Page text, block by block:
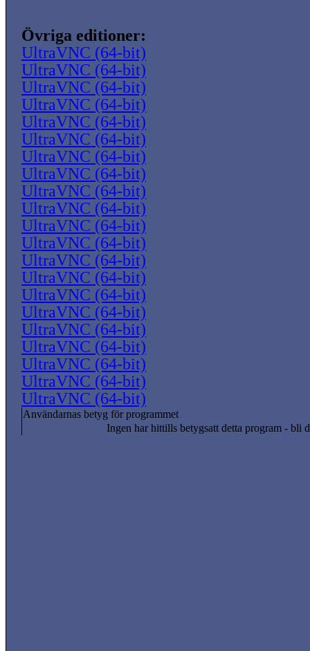
Övriga editioner:
UltraVNC (64-bit)
UltraVNC (64-bit)
UltraVNC (64-bit)
UltraVNC (64-bit)
UltraVNC (64-bit)
UltraVNC (64-bit)
UltraVNC (64-bit)
UltraVNC (64-bit)
UltraVNC (64-bit)
UltraVNC (64-bit)
UltraVNC (64-bit)
UltraVNC (64-bit)
UltraVNC (64-bit)
UltraVNC (64-bit)
UltraVNC (64-bit)
UltraVNC (64-bit)
UltraVNC (64-bit)
UltraVNC (64-bit)
UltraVNC (64-bit)
UltraVNC (64-bit)
UltraVNC (64-bit)
Användarnas betyg för programmet
Ingen har hittills betygsatt detta program - bli